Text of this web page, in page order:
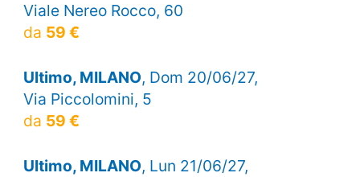
Viale Nereo Rocco, 60
da 59 €
Ultimo, MILANO, Dom 20/06/27,
Via Piccolomini, 5
da 59 €
Ultimo, MILANO, Lun 21/06/27,